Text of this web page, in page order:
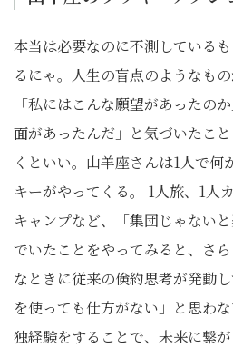
本当は必要なのに不測している
るにゃ。人生の盲点のようなも
「私にはこんな願望があったの
面があったんだ」と気づいたこ
くといい。山羊座さんは1人で何
キーがやってくる。 1人旅、1人
キャンプなど、「集団じゃない
でいたことをやってみると、さ
なときに従来の倹約思考が発動
を使っても仕方がない」と思わ
独経験をすることで、未来に繋